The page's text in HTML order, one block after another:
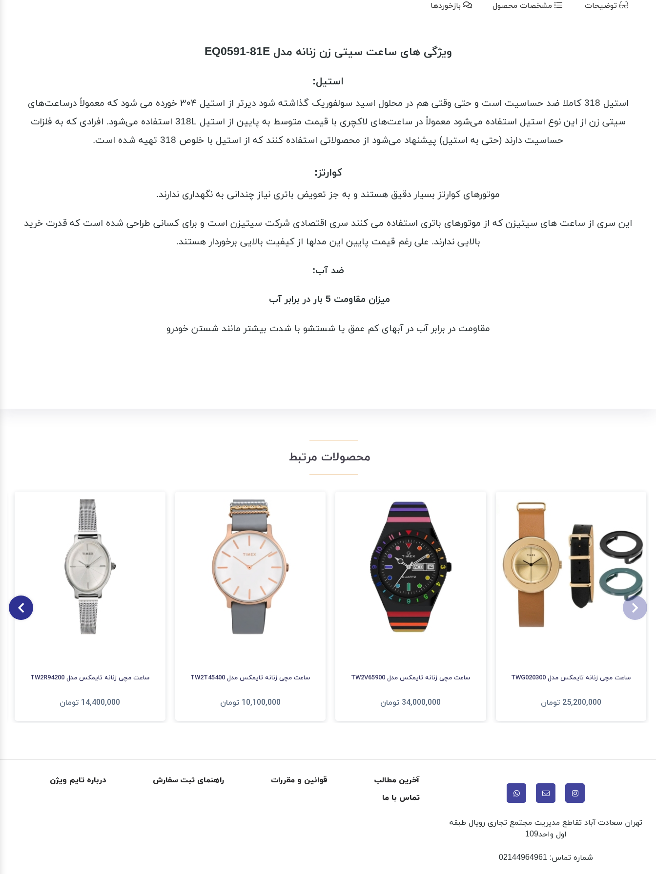
توضیحات مشخصات محصول بازخوردها
ویژگی های ساعت سیتی زن زنانه مدل EQ0591-81E
استیل:
استیل 318 کاملا ضد حساسیت است و حتی وقتی هم در محلول اسید سولفوریک گذاشته شود دیرتر از استیل ۳۰۴ خورده می شود که معمولاً درساعت‌های
سیتی زن از این نوع استیل استفاده می‌شود معمولاً در ساعت‌های لاکچری با قیمت متوسط به پایین از استیل 318L استفاده می‌شود. افرادی که به فلزات
حساسیت دارند (حتی به استیل) پیشنهاد می‌شود از محصولاتی استفاده کنند که از استیل با خلوص 318 تهیه شده است.
کوارتز:
موتورهای کوارتز بسیار دقیق هستند و به جز تعویض باتری نیاز چندانی به نگهداری ندارند.
این سری از ساعت های سیتیزن که از موتورهای باتری استفاده می کنند سری اقتصادی شرکت سیتیزن است و برای کسانی طراحی شده است که قدرت خرید
بالایی ندارند. علی رغم قیمت پایین این مدلها از کیفیت بالایی برخوردار هستند.
ضد آب:
میزان مقاومت 5 بار در برابر آب
مقاومت در برابر آب در آبهای کم عمق یا شستشو با شدت بیشتر مانند شستن خودرو
محصولات مرتبط
ساعت مچی زنانه تایمکس مدل TWG020300
25,200,000 تومان
ساعت مچی زنانه تایمکس مدل TW2V65900
34,000,000 تومان
ساعت مچی زنانه تایمکس مدل TW2T45400
10,100,000 تومان
ساعت مچی زنانه تایمکس مدل TW2R94200
14,400,000 تومان
تهران سعادت آباد تقاطع مدیریت مجتمع تجاری رویال طبقه
اول واحد109
شماره تماس:02144964961
آخرین مطالب قوانین و مقررات راهنمای ثبت سفارش
درباره تایم ویژن
تماس با ما